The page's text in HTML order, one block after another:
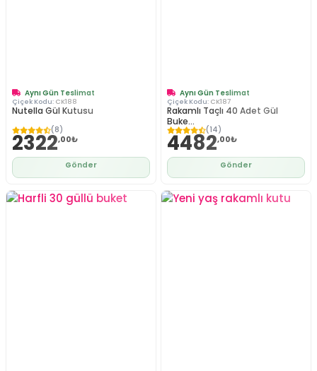
Aynı Gün Teslimat
Çiçek Kodu: CK188
Nutella Gül Kutusu
(8)
2322,00₺
Gönder
Aynı Gün Teslimat
Çiçek Kodu: CK187
Rakamlı Taçlı 40 Adet Gül
Buke...
(14)
4482,00₺
Gönder